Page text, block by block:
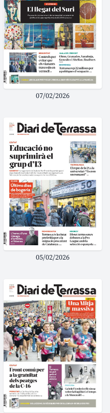
07/02/2026
05/02/2026